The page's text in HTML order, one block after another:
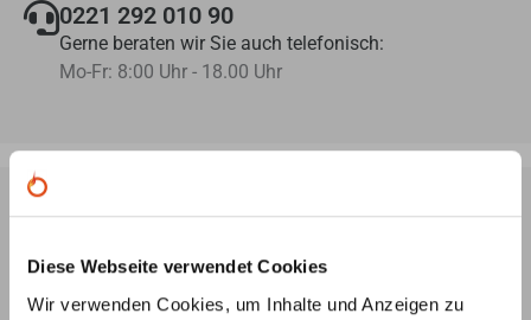
Diese Webseite verwendet Cookies
Wir verwenden Cookies, um Inhalte und Anzeigen zu
0221 292 010 90
Gerne beraten wir Sie auch telefonisch:
Mo-Fr: 8:00 Uhr - 18.00 Uhr
Lassen Sie sich von unseren Ofenbauern ein
Ihres Wunsch-Ofens erstellen – ganz unverbindlich und